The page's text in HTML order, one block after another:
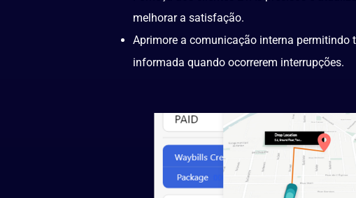
melhorar a satisfação.
Aprimore a comunicação interna permitindo
informada quando ocorrerem interrupções.